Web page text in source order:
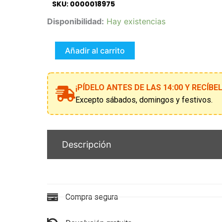
SKU: 0000018975
Disponibilidad: Hay existencias
DISFRAZ
HARLEY
REBEL
DANGEROUS
4
AÑOS
cantidad
Añadir al carrito
¡PÍDELO ANTES DE LAS 14:00 Y
Excepto sábados, domingos y festivos.
Descripción
Compra segura